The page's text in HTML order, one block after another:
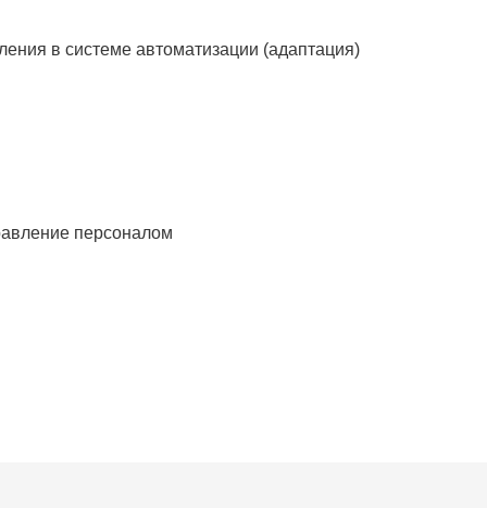
в системе автоматизации (адаптация)
персоналом